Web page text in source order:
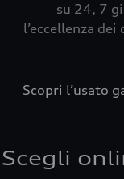
su 24, 7
l’eccellenza
Scopri l’usato
Scegli